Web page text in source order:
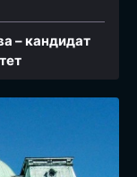
– кандидат